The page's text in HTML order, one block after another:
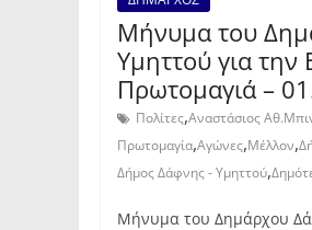
Μήνυμα του
Υμηττού για την
Πρωτομαγιά –
Πολίτες,Αναστάσιος
Πρωτομαγία,Αγώνες,Μέλλον,
Δήμος Δάφνης - Υμηττού,
Μήνυμα του Δημάρχου